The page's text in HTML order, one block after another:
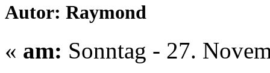
Autor: Raymond
« am: Sonntag - 27.